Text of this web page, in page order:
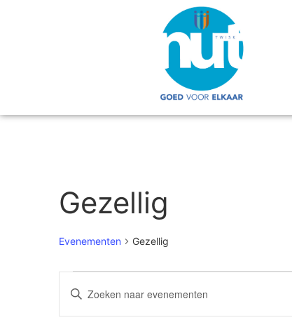
Gezellig
Evenementen Gezellig
Evenementen
Zoeken
Vul
een
in.